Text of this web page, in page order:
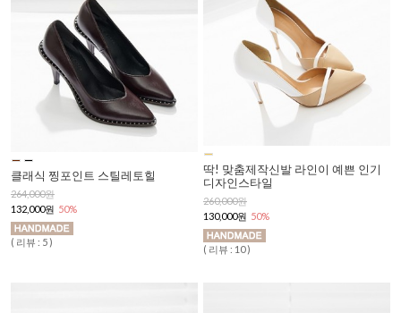
클래식 찡포인트 스틸레토힐
264,000원
132,000원 50%
( 리뷰 : 5 )
딱! 맞춤제작신발 라인이 예쁜 인기
디자인스타일
260,000원
130,000원 50%
( 리뷰 : 10 )